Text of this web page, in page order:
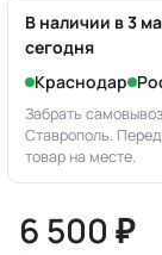
В наличии в 3
сегодня
Краснодар
Забрать
Ставрополь.
товар на месте.
6 500 ₽